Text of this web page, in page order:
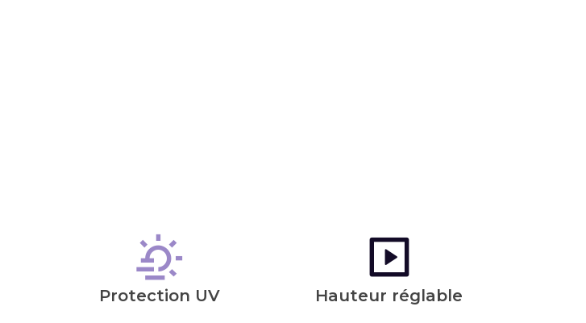
Protection UV Hauteur réglable